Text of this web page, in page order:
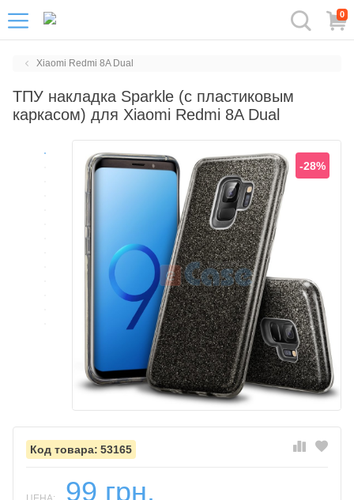
0
Xiaomi Redmi 8A Dual
ТПУ накладка Sparkle (c пластиковым
каркасом) для Xiaomi Redmi 8A Dual
-28%
53165
99 грн.